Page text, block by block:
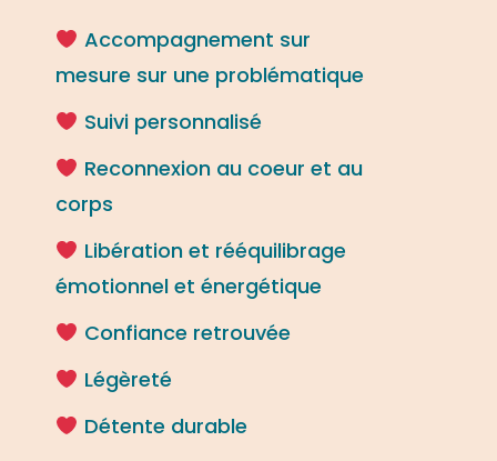
Accompagnement sur
mesure sur une problématique
Suivi personnalisé
Reconnexion au coeur et au
corps
Libération et rééquilibrage
émotionnel et énergétique
Confiance retrouvée
Légèreté
Détente durable